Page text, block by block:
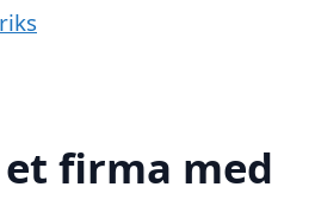
firma med